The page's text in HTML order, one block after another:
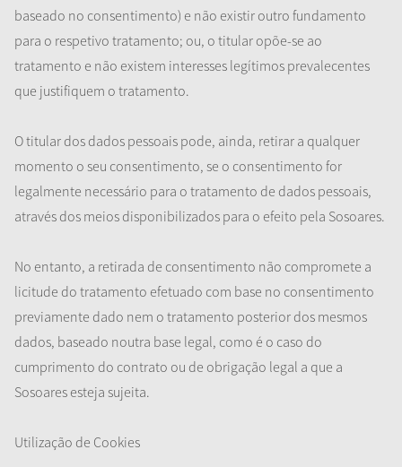
baseado no consentimento) e não existir outro fundamento
para o respetivo tratamento; ou, o titular opõe-se ao
tratamento e não existem interesses legítimos prevalecentes
que justifiquem o tratamento.
O titular dos dados pessoais pode, ainda, retirar a qualquer
momento o seu consentimento, se o consentimento for
legalmente necessário para o tratamento de dados pessoais,
através dos meios disponibilizados para o efeito pela Sosoares.
No entanto, a retirada de consentimento não compromete a
licitude do tratamento efetuado com base no consentimento
previamente dado nem o tratamento posterior dos mesmos
dados, baseado noutra base legal, como é o caso do
cumprimento do contrato ou de obrigação legal a que a
Sosoares esteja sujeita.
Utilização de Cookies